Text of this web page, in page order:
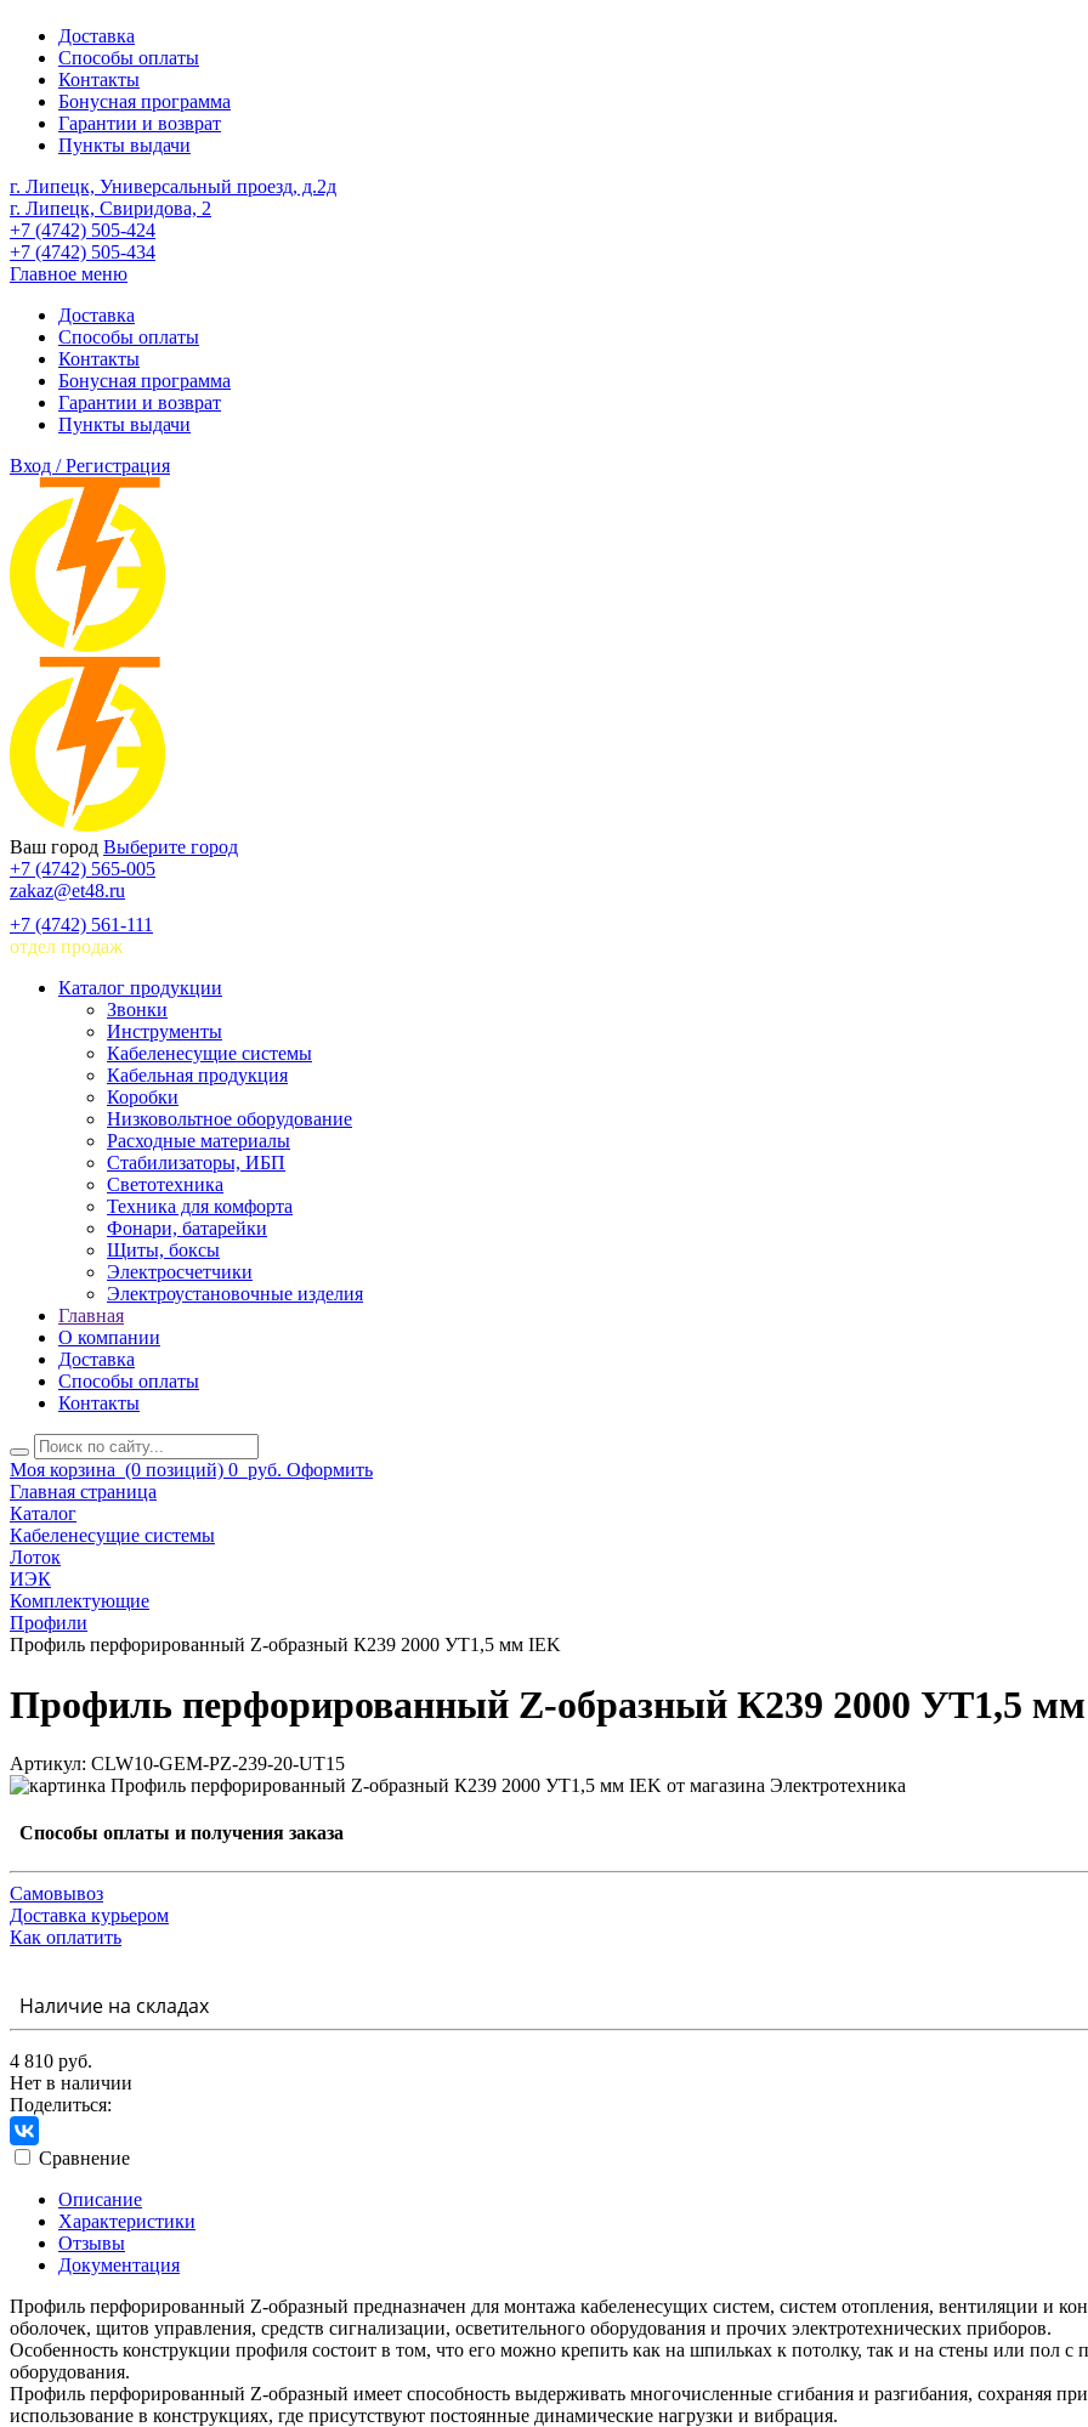
Доставка
Способы оплаты
Контакты
Бонусная программа
Гарантии и возврат
Пункты выдачи
г. Липецк, Универсальный проезд, д.2д
г. Липецк, Свиридова, 2
+7 (4742) 505-424
+7 (4742) 505-434
Главное меню
Доставка
Способы оплаты
Контакты
Бонусная программа
Гарантии и возврат
Пункты выдачи
Вход / Регистрация
Ваш город Выберите город
+7 (4742) 565-005
zakaz@et48.ru
+7 (4742) 561-111
отдел продаж
Каталог продукции
Звонки
Инструменты
Кабеленесущие системы
Кабельная продукция
Коробки
Низковольтное оборудование
Расходные материалы
Стабилизаторы, ИБП
Светотехника
Техника для комфорта
Фонари, батарейки
Щиты, боксы
Электросчетчики
Электроустановочные изделия
Главная
О компании
Доставка
Способы оплаты
Контакты
Моя корзина (0 позиций) 0 руб. Оформить
Главная страница
Каталог
Кабеленесущие системы
Лоток
ИЭК
Комплектующие
Профили
Профиль перфорированный Z-образный К239 2000 УТ1,5 мм IEK
Профиль перфорированный Z-образный К239 2000 УТ1,5
Артикул: CLW10-GEM-PZ-239-20-UT15
Способы оплаты и получения заказа
Самовывоз
Доставка курьером
Как оплатить
Наличие на складах
4 810 руб.
Нет в наличии
Поделиться:
Сравнение
Описание
Характеристики
Отзывы
Документация
Профиль перфорированный Z-образный предназначен для монтажа кабеленесущих систем, систем отопления, вентиляции и
оболочек, щитов управления, средств сигнализации, осветительного оборудования и прочих электротехнических приборов.
Особенность конструкции профиля состоит в том, что его можно крепить как на шпильках к потолку, так и на стены или
оборудования.
Профиль перфорированный Z-образный имеет способность выдерживать многочисленные сгибания и разгибания, сохраняя
использование в конструкциях, где присутствуют постоянные динамические нагрузки и вибрация.